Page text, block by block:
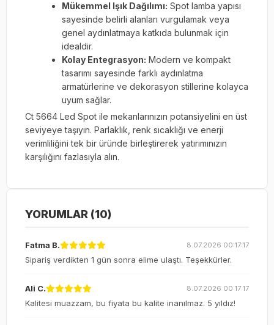
Mükemmel Işık Dağılımı: Spot lamba yapısı
sayesinde belirli alanları vurgulamak veya
genel aydınlatmaya katkıda bulunmak için
idealdir.
Kolay Entegrasyon: Modern ve kompakt
tasarımı sayesinde farklı aydınlatma
armatürlerine ve dekorasyon stillerine kolayca
uyum sağlar.
Ct 5664 Led Spot ile mekanlarınızın potansiyelini en üst
seviyeye taşıyın. Parlaklık, renk sıcaklığı ve enerji
verimliliğini tek bir üründe birleştirerek yatırımınızın
karşılığını fazlasıyla alın.
YORUMLAR (10)
Fatma B. 8.07.2026 00:17:17
Sipariş verdikten 1 gün sonra elime ulaştı. Teşekkürler.
Ali C. 8.07.2026 00:17:17
Kalitesi muazzam, bu fiyata bu kalite inanılmaz. 5 yıldız!